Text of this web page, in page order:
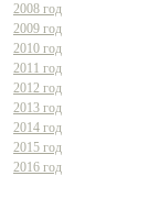
2008 год
2009 год
2010 год
2011 год
2012 год
2013 год
2014 год
2015 год
2016 год